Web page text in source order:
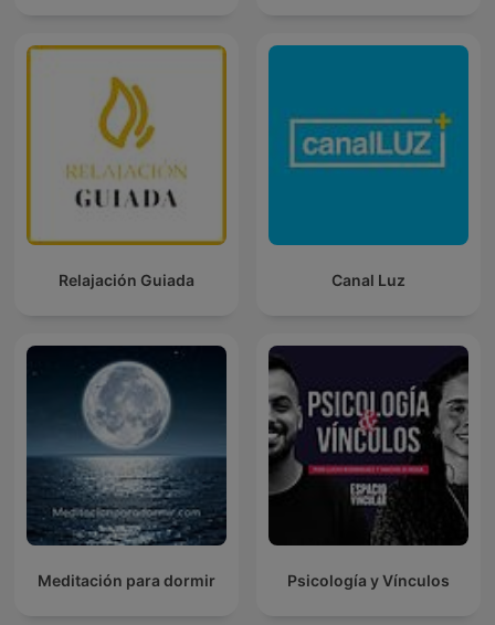
Relajación Guiada Canal Luz
Meditación para dormir Psicología y Vínculos